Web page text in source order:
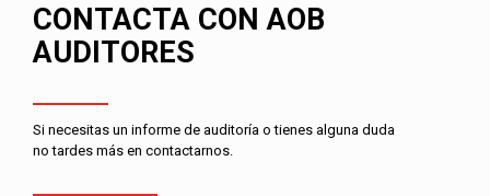
CONTACTA CON AOB
AUDITORES
Si necesitas un informe de auditoría o tienes alguna duda
no tardes más en contactarnos.